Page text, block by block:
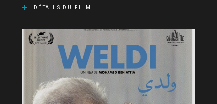
DÉTAILS DU FILM